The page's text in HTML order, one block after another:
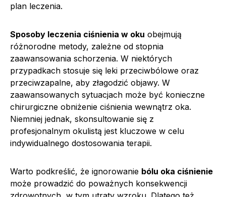
plan leczenia.
Sposoby leczenia ciśnienia w oku obejmują
różnorodne metody, zależne od stopnia
zaawansowania schorzenia. W niektórych
przypadkach stosuje się leki przeciwbólowe oraz
przeciwzapalne, aby złagodzić objawy. W
zaawansowanych sytuacjach może być konieczne
chirurgiczne obniżenie ciśnienia wewnątrz oka.
Niemniej jednak, skonsultowanie się z
profesjonalnym okulistą jest kluczowe w celu
indywidualnego dostosowania terapii.
Warto podkreślić, że ignorowanie bólu oka ciśnienie
może prowadzić do poważnych konsekwencji